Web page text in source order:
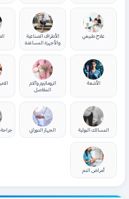
علاج طبيعي
الأطراف الصناعية
والأجهزة المساعدة
الأشعة
الروماتيزم وآلام
المفاصل
المسالك البولية الجهاز الدوراني جراحة
أمراض الدم